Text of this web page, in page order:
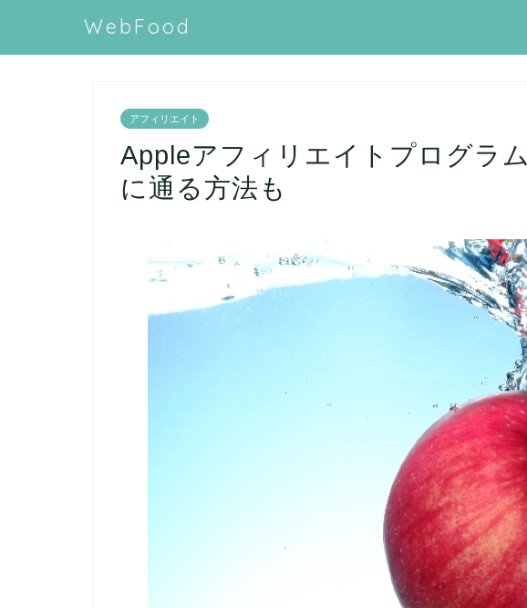
WebFood
アフィリエイト
Appleアフィリエイトプログラ
に通る方法も